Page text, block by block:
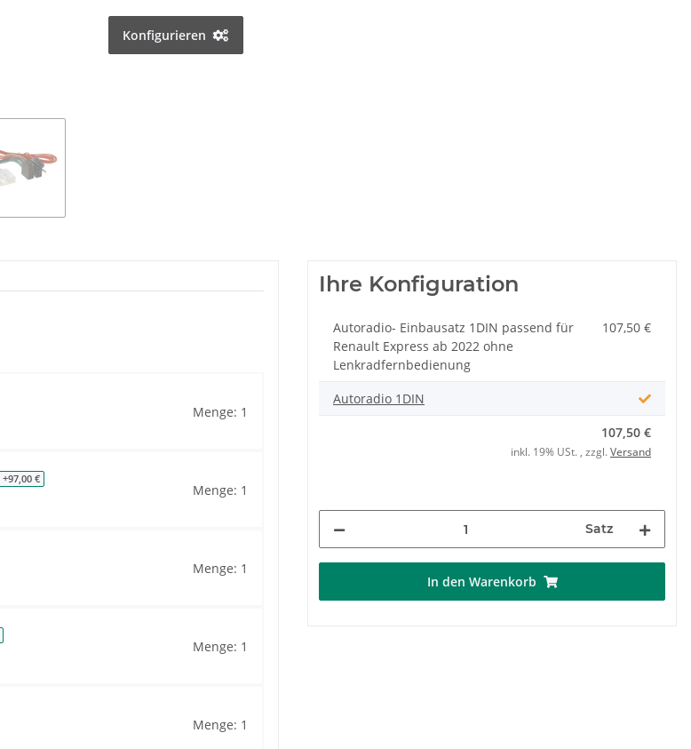
Konfigurieren
Menge: 1
+97,00 €
Menge: 1
Menge: 1
Menge: 1
Menge: 1
Ihre Konfiguration
Autoradio- Einbausatz 1DIN passend für
Renault Express ab 2022 ohne
Lenkradfernbedienung
107,50 €
Autoradio 1DIN
107,50 €
inkl. 19% USt. , zzgl.Versand
Satz
In den Warenkorb